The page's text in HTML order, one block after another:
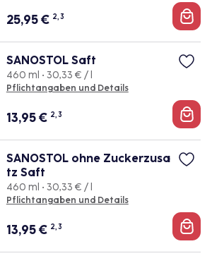
25,95€ 2, 3
SANOSTOL Saft
460 ml • 30,33 € / l
Pflichtangaben und Details
13,95€ 2, 3
SANOSTOL ohne Zuckerzusa
tz Saft
460 ml • 30,33 € / l
Pflichtangaben und Details
13,95€ 2, 3